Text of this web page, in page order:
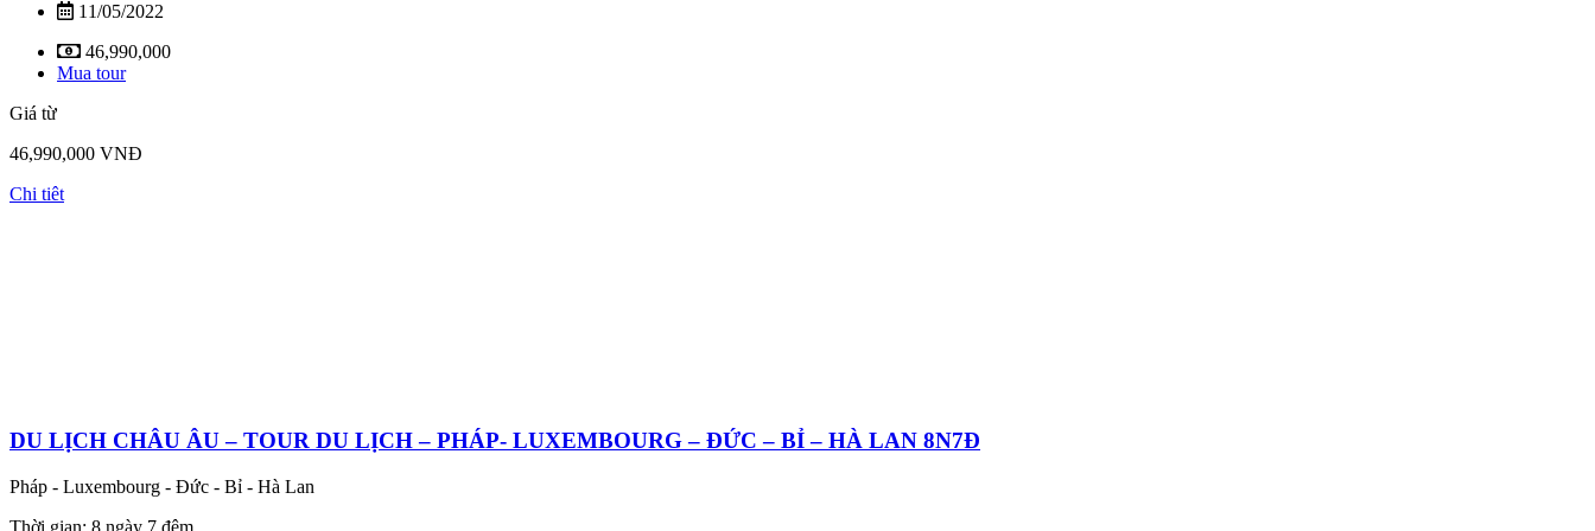
11/05/2022
46,990,000
Mua tour
Giá từ
46,990,000 VNĐ
Chi tiêt
DU LỊCH CHÂU ÂU – TOUR DU LỊCH – PHÁP- LUXEMBOURG – ĐỨC – BỈ – HÀ LAN 8N7Đ
Pháp - Luxembourg - Đức - Bỉ - Hà Lan
Thời gian: 8 ngày 7 đêm